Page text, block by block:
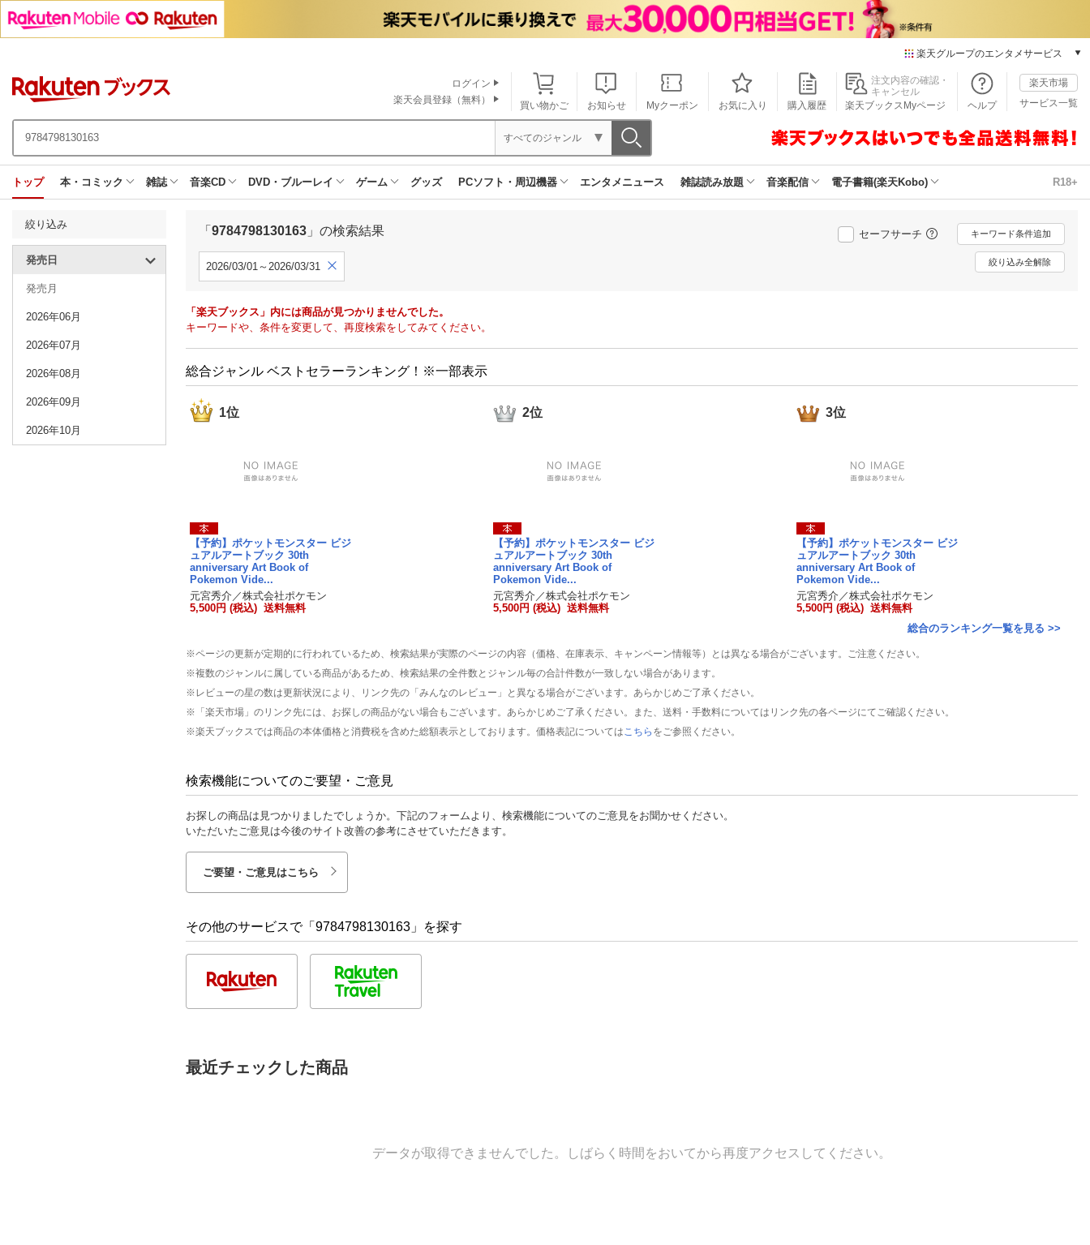
楽天グループのエンタメサービス
本/ゲーム/CD/DVD
楽天ブックス
楽天Kobo
動画配信
楽天TV
動画配信ガイド
チケット
エンタメニュース
買い物かご お知らせ Myクーポン お気に入り 購入履歴
注文内容の確認・
キャンセル
楽天ブックスMyページ
ヘルプ
楽天市場
サービス一覧
ログイン
楽天会員登録（無料）
すべてのジャンル
トップ 本・コミック 雑誌 音楽CD DVD・ブルーレイ ゲーム グッズ PCソフト・周辺機器 エンタメニュース 雑誌読み放題 音楽配信 電子書籍(楽天Kobo) R18+
絞り込み
発売日
発売月
2026年06月
2026年07月
2026年08月
2026年09月
2026年10月
「 9784798130163 」の検索結果 セーフサーチ キーワード条件追加
2026/03/01～2026/03/31 絞り込み全解除
「楽天ブックス」内には商品が見つかりませんでした。
キーワードや、条件を変更して、再度検索をしてみてください。
総合ジャンル ベストセラーランキング！※一部表示
1位
【予約】ポケットモンスター ビジ
ュアルアートブック 30th
anniversary Art Book of
Pokemon Vide...
元宮秀介／株式会社ポケモン
5,500円 (税込) 送料無料
2位
【予約】ポケットモンスター ビジ
ュアルアートブック 30th
anniversary Art Book of
Pokemon Vide...
元宮秀介／株式会社ポケモン
5,500円 (税込) 送料無料
3位
【予約】ポケットモンスター ビジ
ュアルアートブック 30th
anniversary Art Book of
Pokemon Vide...
元宮秀介／株式会社ポケモン
5,500円 (税込) 送料無料
総合のランキング一覧を見る >>
※ページの更新が定期的に行われているため、検索結果が実際のページの内容（価格、在庫表示、キャンペーン情報等）とは異なる場合がございます。ご注意ください。
※複数のジャンルに属している商品があるため、検索結果の全件数とジャンル毎の合計件数が一致しない場合があります。
※レビューの星の数は更新状況により、リンク先の「みんなのレビュー」と異なる場合がございます。あらかじめご了承ください。
※「楽天市場」のリンク先には、お探しの商品がない場合もございます。あらかじめご了承ください。また、送料・手数料についてはリンク先の各ページにてご確認ください。
※楽天ブックスでは商品の本体価格と消費税を含めた総額表示としております。価格表記については こちら をご参照ください。
検索機能についてのご要望・ご意見
お探しの商品は見つかりましたでしょうか。下記のフォームより、検索機能についてのご意見をお聞かせください。
いただいたご意見は今後のサイト改善の参考にさせていただきます。
ご要望・ご意見はこちら
その他のサービスで「9784798130163」を探す
最近チェックした商品
データが取得できませんでした。しばらく時間をおいてから再度アクセスしてください。